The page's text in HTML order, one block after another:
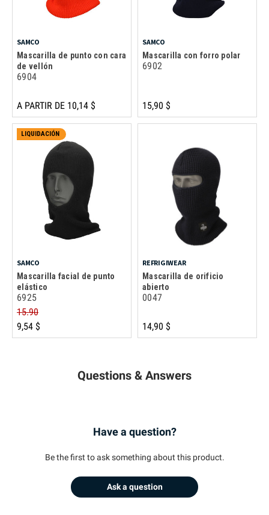
SAMCO
Mascarilla de punto con cara
de vellón
6904
A PARTIR DE 10,14 $
SAMCO
Mascarilla con forro polar
6902
15,90 $
LIQUIDACIÓN
SAMCO
Mascarilla facial de punto
elástico
6925
15.90
9,54 $
REFRIGIWEAR
Mascarilla de orificio
abierto
0047
14,90 $
Questions & Answers
Have a question?
Be the first to ask something about this product.
Ask a question